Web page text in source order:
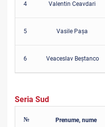
4 Valentin Ceavdari
5 Vasile Paşa
6 Veaceslav Beștanco
Seria Sud
№ Prenume, nume